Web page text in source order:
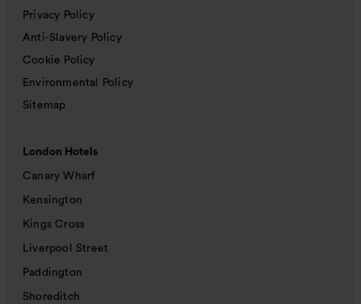
Privacy Policy
Anti-Slavery Policy
Cookie Policy
Environmental Policy
Sitemap
London Hotels
Canary Wharf
Kensington
Kings Cross
Liverpool Street
Paddington
Shoreditch